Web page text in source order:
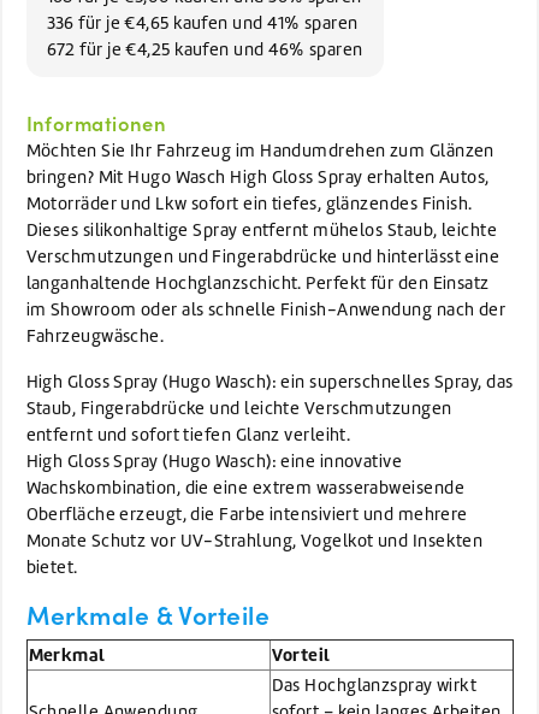
336 für je €4,65 kaufen und 41% sparen
672 für je €4,25 kaufen und 46% sparen
Informationen
Möchten Sie Ihr Fahrzeug im Handumdrehen zum Glänzen
bringen? Mit Hugo Wasch High Gloss Spray erhalten Autos,
Motorräder und Lkw sofort ein tiefes, glänzendes Finish.
Dieses silikonhaltige Spray entfernt mühelos Staub, leichte
Verschmutzungen und Fingerabdrücke und hinterlässt eine
langanhaltende Hochglanzschicht. Perfekt für den Einsatz
im Showroom oder als schnelle Finish-Anwendung nach der
Fahrzeugwäsche.
High Gloss Spray (Hugo Wasch): ein superschnelles Spray, das
Staub, Fingerabdrücke und leichte Verschmutzungen
entfernt und sofort tiefen Glanz verleiht.
High Gloss Spray (Hugo Wasch): eine innovative
Wachskombination, die eine extrem wasserabweisende
Oberfläche erzeugt, die Farbe intensiviert und mehrere
Monate Schutz vor UV-Strahlung, Vogelkot und Insekten
bietet.
Merkmale & Vorteile
Merkmal Vorteil
Das Hochglanzspray wirkt